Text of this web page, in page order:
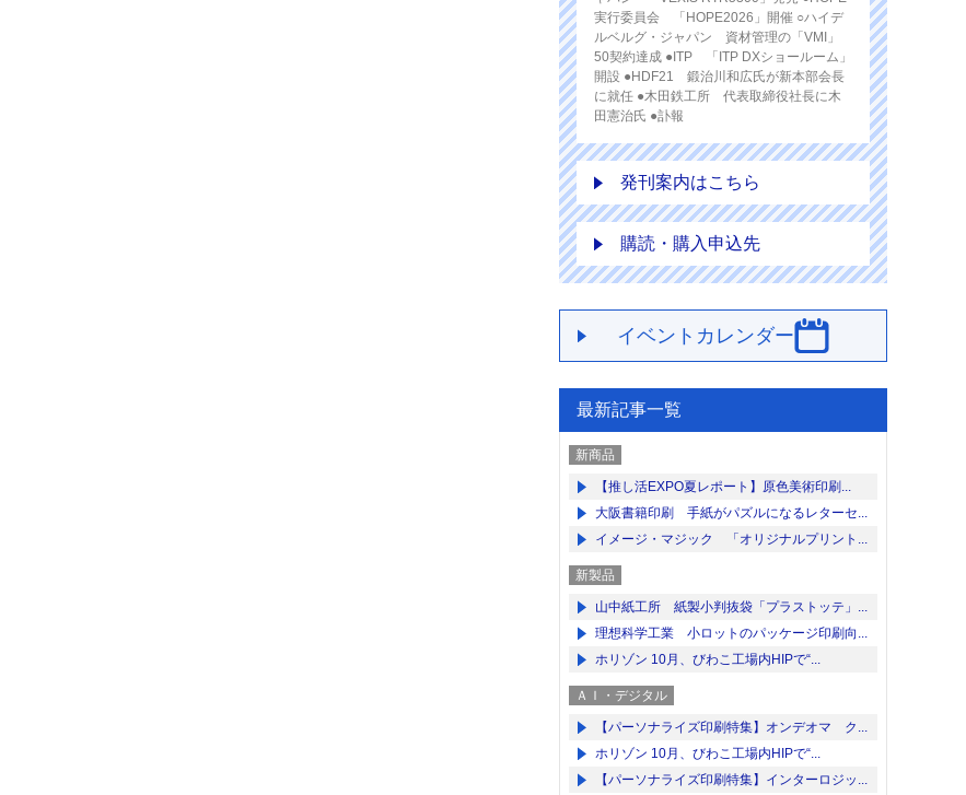
実行委員会 「HOPE2026」開催 ○ハイデ
ルベルグ・ジャパン 資材管理の「VMI」
50契約達成 ●ITP 「ITP DXショールーム」
開設 ●HDF21 鍛治川和広氏が新本部会長
に就任 ●木田鉄工所 代表取締役社長に木
田憲治氏 ●訃報
発刊案内はこちら
購読・購入申込先
イベントカレンダー
最新記事一覧
新商品
【推し活EXPO夏レポート】原色美術印刷...
大阪書籍印刷 手紙がパズルになるレターセ...
イメージ・マジック 「オリジナルプリント...
新製品
山中紙工所 紙製小判抜袋「プラストッテ」...
理想科学工業 小ロットのパッケージ印刷向...
ホリゾン 10月、びわこ工場内HIPで“...
ＡＩ・デジタル
【パーソナライズ印刷特集】オンデオマ ク...
ホリゾン 10月、びわこ工場内HIPで“...
【パーソナライズ印刷特集】インターロジッ...